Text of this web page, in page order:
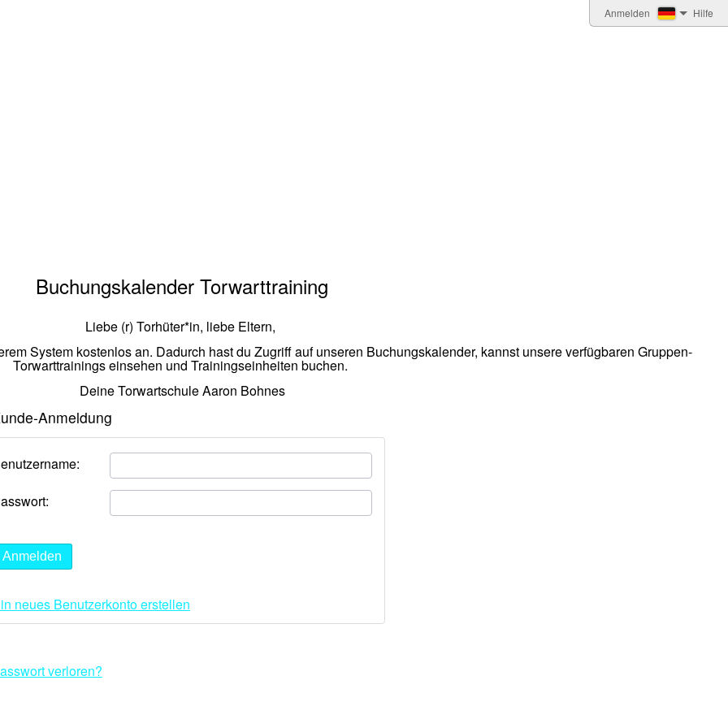
Anmelden Hilfe
Buchungskalender Torwarttraining
Liebe (r) Torhüter*in, liebe Eltern,
System kostenlos an. Dadurch hast du Zugriff auf unseren Buchungskalender, kannst unsere verfügbaren Gruppen-
Torwarttrainings einsehen und Trainingseinheiten buchen.
Deine Torwartschule Aaron Bohnes
Anmeldung
Anmelden
neues Benutzerkonto erstellen
verloren?